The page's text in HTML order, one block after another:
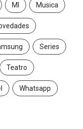
MI Musica
Series
Teatro
Whatsapp